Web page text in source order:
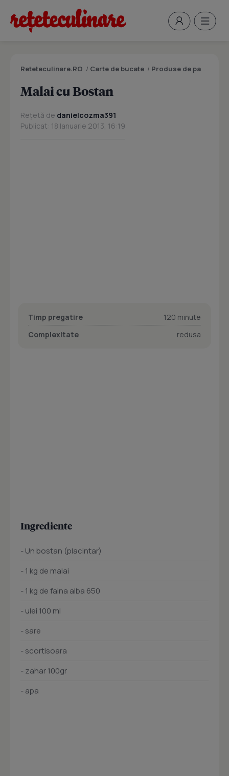
Reteteculinare.RO / Carte de bucate / Produse de panificatie si patiserie
Malai cu Bostan
Rețetă de danielcozma391
Publicat: 18 Ianuarie 2013, 16:19
Timp pregatire
120 minute
Complexitate
redusa
Ingrediente
- Un bostan (placintar)
- 1 kg de malai
- 1 kg de faina alba 650
- ulei 100 ml
- sare
- scortisoara
- zahar 100gr
- apa